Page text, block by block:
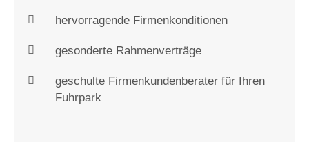
hervorragende Firmenkonditionen
gesonderte Rahmenverträge
geschulte Firmenkundenberater für Ihren
Fuhrpark